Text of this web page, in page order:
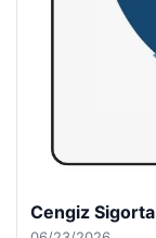
Cengiz Sigorta